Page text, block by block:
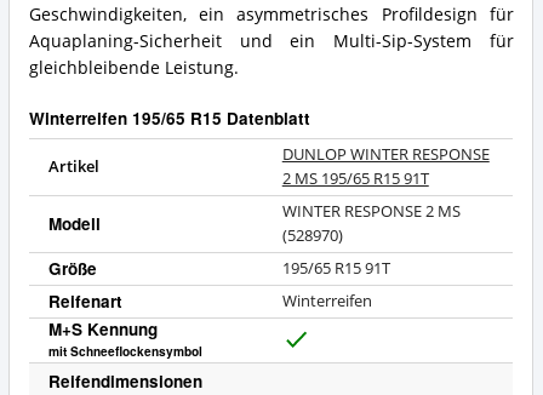
Geschwindigkeiten, ein asymmetrisches Profildesign für
Aquaplaning-Sicherheit und ein Multi-Sip-System für
gleichbleibende Leistung.
Winterreifen 195/65 R15 Datenblatt
Artikel
DUNLOP WINTER RESPONSE
2 MS 195/65 R15 91T
Modell
WINTER RESPONSE 2 MS
(528970)
Größe 195/65 R15 91T
Reifenart Winterreifen
M+S Kennung
mit Schneeflockensymbol
Reifendimensionen